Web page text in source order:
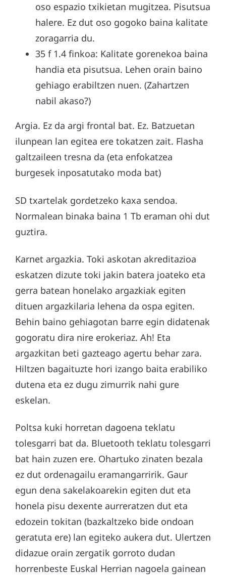
oso espazio txikietan mugitzea. Pisutsua
halere. Ez dut oso gogoko baina kalitate
zoragarria du.
35 f 1.4 finkoa: Kalitate gorenekoa baina
handia eta pisutsua. Lehen orain baino
gehiago erabiltzen nuen. (Zahartzen
nabil akaso?)
Argia. Ez da argi frontal bat. Ez. Batzuetan
ilunpean lan egitea ere tokatzen zait. Flasha
galtzaileen tresna da (eta enfokatzea
burgesek inposatutako moda bat)
SD txartelak gordetzeko kaxa sendoa.
Normalean binaka baina 1 Tb eraman ohi dut
guztira.
Karnet argazkia. Toki askotan akreditazioa
eskatzen dizute toki jakin batera joateko eta
gerra batean honelako argazkiak egiten
dituen argazkilaria lehena da ospa egiten.
Behin baino gehiagotan barre egin didatenak
gogoratu dira nire erokeriaz. Ah! Eta
argazkitan beti gazteago agertu behar zara.
Hiltzen bagaituzte hori izango baita erabiliko
dutena eta ez dugu zimurrik nahi gure
eskelan.
Poltsa kuki horretan dagoena teklatu
tolesgarri bat da. Bluetooth teklatu tolesgarri
bat hain zuzen ere. Ohartuko zinaten bezala
ez dut ordenagailu eramangarririk. Gaur
egun dena sakelakoarekin egiten dut eta
honela pisu dexente aurreratzen dut eta
edozein tokitan (bazkaltzeko bide ondoan
geratuta ere) lan egiteko aukera dut. Ulertzen
didazue orain zergatik gorroto dudan
horrenbeste Euskal Herrian nagoela gainean